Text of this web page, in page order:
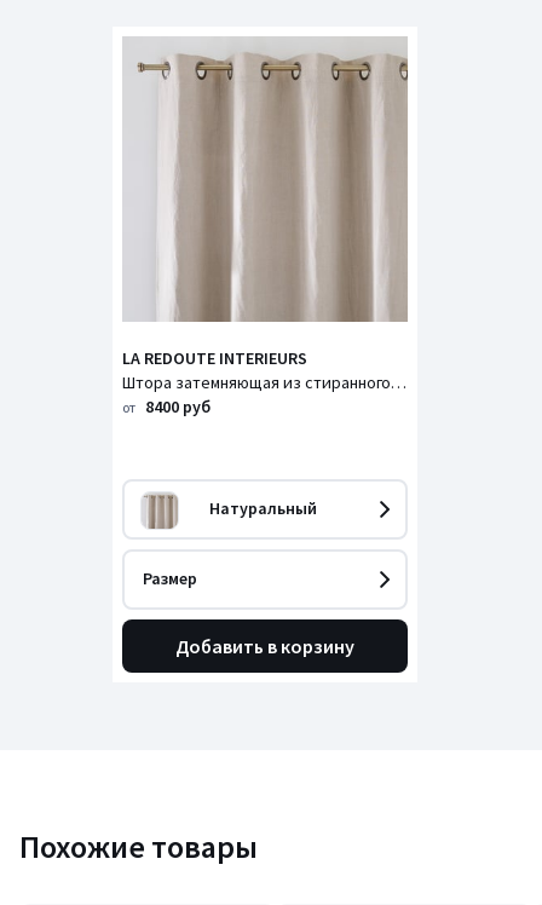
LA REDOUTE INTERIEURS
Штора затемняющая из стиранного льна с люверсами Onega / Онега
от 8400 руб
Натуральный
Размер
Добавить в корзину
Похожие товары